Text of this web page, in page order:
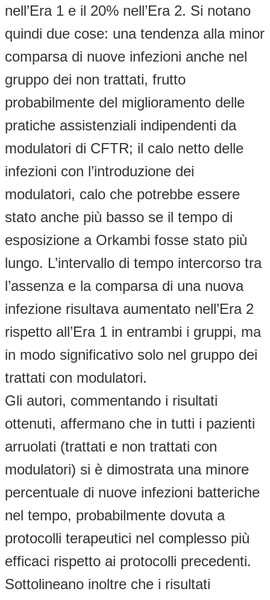
nell’Era 1 e il 20% nell’Era 2. Si notano
quindi due cose: una tendenza alla minor
comparsa di nuove infezioni anche nel
gruppo dei non trattati, frutto
probabilmente del miglioramento delle
pratiche assistenziali indipendenti da
modulatori di CFTR; il calo netto delle
infezioni con l’introduzione dei
modulatori, calo che potrebbe essere
stato anche più basso se il tempo di
esposizione a Orkambi fosse stato più
lungo. L’intervallo di tempo intercorso tra
l’assenza e la comparsa di una nuova
infezione risultava aumentato nell’Era 2
rispetto all’Era 1 in entrambi i gruppi, ma
in modo significativo solo nel gruppo dei
trattati con modulatori.
Gli autori, commentando i risultati
ottenuti, affermano che in tutti i pazienti
arruolati (trattati e non trattati con
modulatori) si è dimostrata una minore
percentuale di nuove infezioni batteriche
nel tempo, probabilmente dovuta a
protocolli terapeutici nel complesso più
efficaci rispetto ai protocolli precedenti.
Sottolineano inoltre che i risultati